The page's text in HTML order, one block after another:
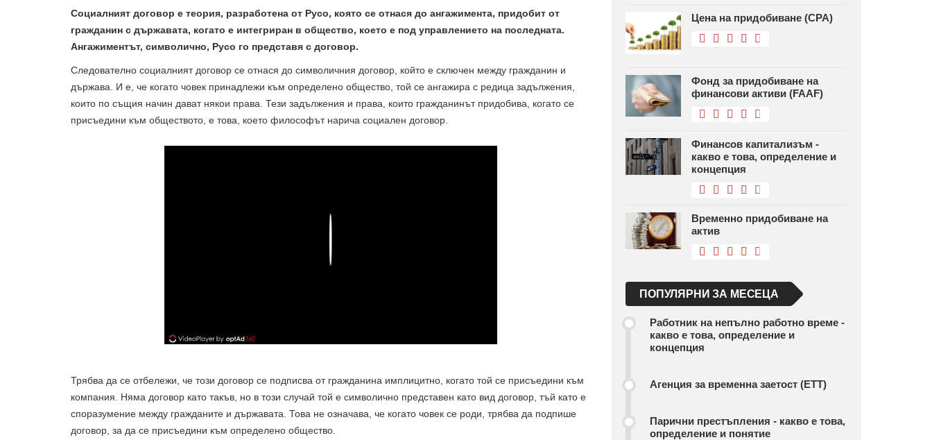
Социалният договор е теория, разработена от Русо, която се отнася до ангажимента, придобит от
гражданин с държавата, когато е интегриран в общество, което е под управлението на последната.
Ангажиментът, символично, Русо го представя с договор.
Следователно социалният договор се отнася до символичния договор, който е сключен между гражданин и
държава. И е, че когато човек принадлежи към определено общество, той се ангажира с редица задължения,
които по същия начин дават някои права. Тези задължения и права, които гражданинът придобива, когато се
присъедини към обществото, е това, което философът нарича социален договор.
Трябва да се отбележи, че този договор се подписва от гражданина имплицитно, когато той се присъедини към
компания. Няма договор като такъв, но в този случай той е символично представен като вид договор, тъй като е
споразумение между гражданите и държавата. Това не означава, че когато човек се роди, трябва да подпише
договор, за да се присъедини към определено общество.
Цена на придобиване (CPA)
Фонд за придобиване на
финансови активи (FAAF)
Финансов капитализъм -
какво е това, определение и
концепция
Временно придобиване на
актив
ПОПУЛЯРНИ ЗА МЕСЕЦА
Работник на непълно работно време -
какво е това, определение и
концепция
Агенция за временна заетост (ETT)
Парични престъпления - какво е това,
определение и понятие